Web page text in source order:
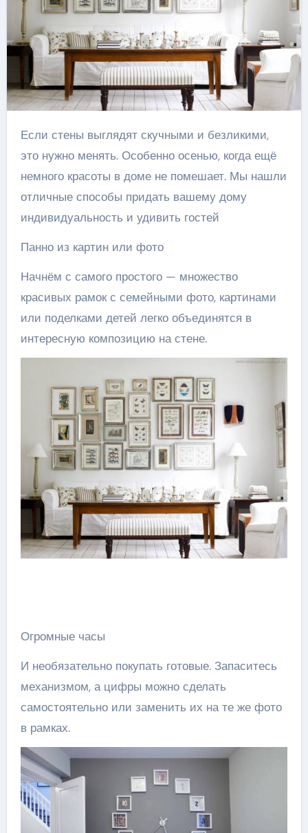
Если стены выглядят скучными и безликими,
это нужно менять. Особенно осенью, когда ещё
немного красоты в доме не помешает. Мы нашли
отличные способы придать вашему дому
индивидуальность и удивить гостей
Панно из картин или фото
Начнём с самого простого — множество
красивых рамок с семейными фото, картинами
или поделками детей легко объединятся в
интересную композицию на стене.
Огромные часы
И необязательно покупать готовые. Запаситесь
механизмом, а цифры можно сделать
самостоятельно или заменить их на те же фото
в рамках.